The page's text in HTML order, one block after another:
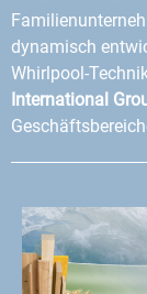
dynamisch
Whirlpool-
International